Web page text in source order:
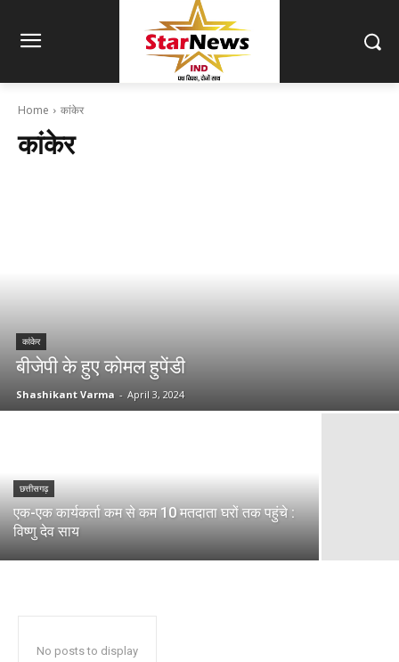
Home कांकेर
कांकेर
कांकेर
बीजेपी के हुए कोमल हुपेंडी
Shashikant Varma - April 3, 2024
छत्तीसगढ़
एक-एक कार्यकर्ता कम से कम 10 मतदाता घरों तक पहुंचे :
विष्णु देव साय
No posts to display